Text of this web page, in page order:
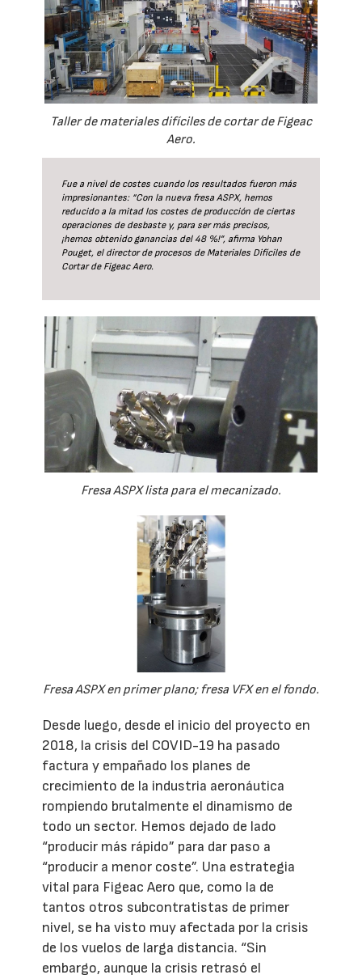
Taller de materiales difíciles de cortar de Figeac
Aero.
Fue a nivel de costes cuando los resultados fueron más
impresionantes: “Con la nueva fresa ASPX, hemos
reducido a la mitad los costes de producción de ciertas
operaciones de desbaste y, para ser más precisos,
¡hemos obtenido ganancias del 48 %!”, afirma Yohan
Pouget, el director de procesos de Materiales Difíciles de
Cortar de Figeac Aero.
Fresa ASPX lista para el mecanizado.
Fresa ASPX en primer plano; fresa VFX en el fondo.
Desde luego, desde el inicio del proyecto en
2018, la crisis del COVID-19 ha pasado
factura y empañado los planes de
crecimiento de la industria aeronáutica
rompiendo brutalmente el dinamismo de
todo un sector. Hemos dejado de lado
“producir más rápido” para dar paso a
“producir a menor coste”. Una estrategia
vital para Figeac Aero que, como la de
tantos otros subcontratistas de primer
nivel, se ha visto muy afectada por la crisis
de los vuelos de larga distancia. “Sin
embargo, aunque la crisis retrasó el